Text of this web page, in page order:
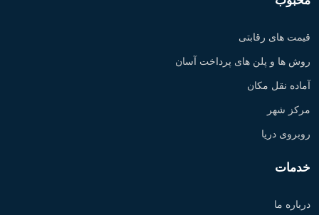
قیمت های رقابتی
روش ها و پلن های پرداخت آسان
آماده نقل مکان
مرکز شهر
روبروی دریا
خدمات
درباره ما